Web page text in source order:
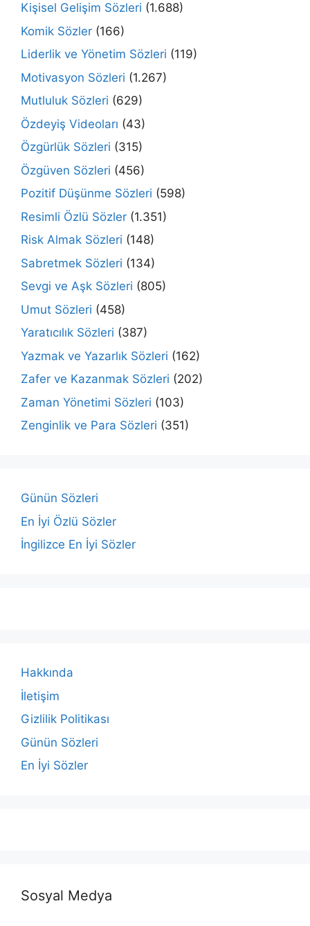
Kişisel Gelişim Sözleri (1.688)
Komik Sözler (166)
Liderlik ve Yönetim Sözleri (119)
Motivasyon Sözleri (1.267)
Mutluluk Sözleri (629)
Özdeyiş Videoları (43)
Özgürlük Sözleri (315)
Özgüven Sözleri (456)
Pozitif Düşünme Sözleri (598)
Resimli Özlü Sözler (1.351)
Risk Almak Sözleri (148)
Sabretmek Sözleri (134)
Sevgi ve Aşk Sözleri (805)
Umut Sözleri (458)
Yaratıcılık Sözleri (387)
Yazmak ve Yazarlık Sözleri (162)
Zafer ve Kazanmak Sözleri (202)
Zaman Yönetimi Sözleri (103)
Zenginlik ve Para Sözleri (351)
Günün Sözleri
En İyi Özlü Sözler
İngilizce En İyi Sözler
Hakkında
İletişim
Gizlilik Politikası
Günün Sözleri
En İyi Sözler
Sosyal Medya